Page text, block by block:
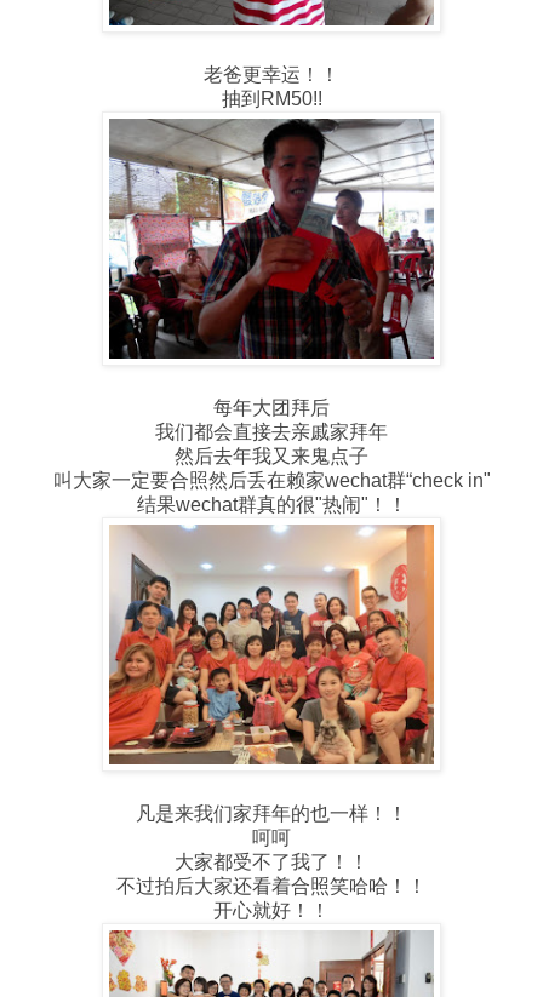
老爸更幸运！！
抽到RM50!!
每年大团拜后
我们都会直接去亲戚家拜年
然后去年我又来鬼点子
叫大家一定要合照然后丢在赖家wechat群“check in"
结果wechat群真的很"热闹"！！
凡是来我们家拜年的也一样！！
呵呵
大家都受不了我了！！
不过拍后大家还看着合照笑哈哈！！
开心就好！！